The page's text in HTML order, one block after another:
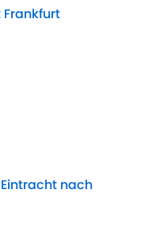
Frankfurt
nach